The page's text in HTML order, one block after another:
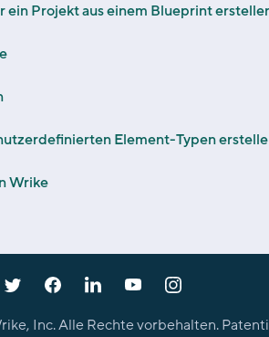
ein Projekt aus einem Blueprint
Element-Typen
Wrike
Inc. Alle Rechte vorbehalten.